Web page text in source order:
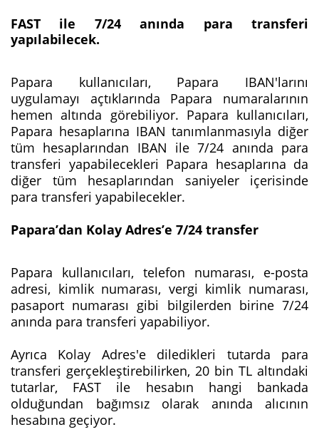
FAST ile 7/24 anında para transferi
yapılabilecek.
Papara kullanıcıları, Papara IBAN'larını
uygulamayı açtıklarında Papara numaralarının
hemen altında görebiliyor. Papara kullanıcıları,
Papara hesaplarına IBAN tanımlanmasıyla diğer
tüm hesaplarından IBAN ile 7/24 anında para
transferi yapabilecekleri Papara hesaplarına da
diğer tüm hesaplarından saniyeler içerisinde
para transferi yapabilecekler.
Papara’dan Kolay Adres’e 7/24 transfer
Papara kullanıcıları, telefon numarası, e-posta
adresi, kimlik numarası, vergi kimlik numarası,
pasaport numarası gibi bilgilerden birine 7/24
anında para transferi yapabiliyor.
Ayrıca Kolay Adres'e diledikleri tutarda para
transferi gerçekleştirebilirken, 20 bin TL altındaki
tutarlar, FAST ile hesabın hangi bankada
olduğundan bağımsız olarak anında alıcının
hesabına geçiyor.